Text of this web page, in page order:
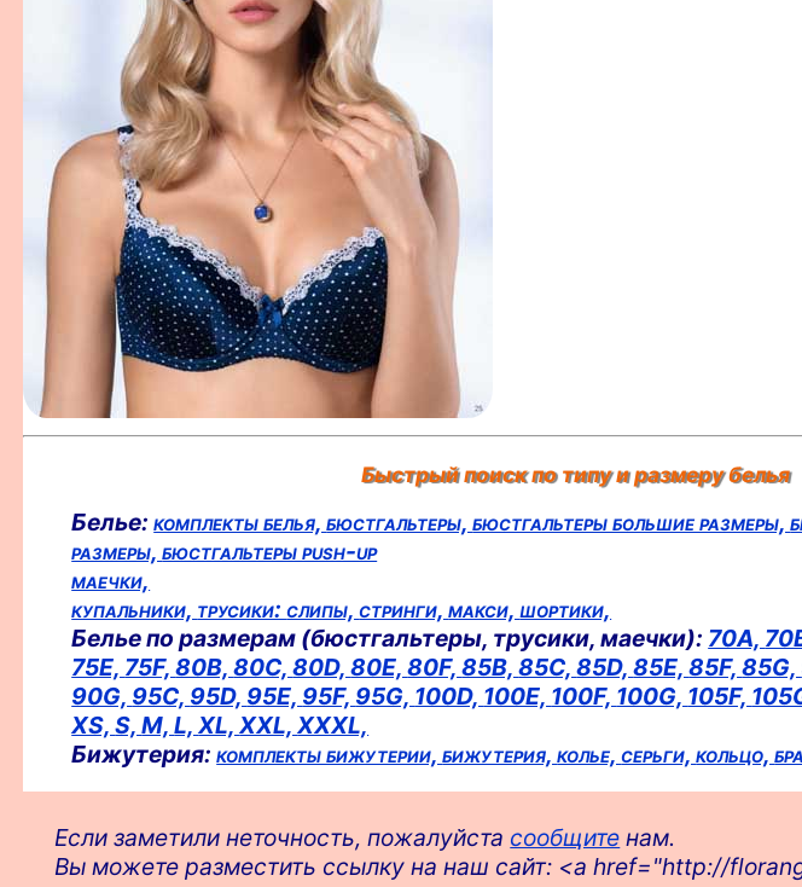
Быстрый поиск по типу и размеру белья
Белье:комплекты белья,бюстгальтеры,бюстгальтеры большие размеры,
размеры,бюстгальтеры push-up
маечки,
купальники, трусики:слипы,стринги,макси,шортики,
Белье по размерам (бюстгальтеры, трусики, маечки): 70A,
75E, 75F,80B,80C,80D,80E,80F,85B,85C,85D,85E,85F,85G,
90G, 95C, 95D, 95E, 95F, 95G, 100D, 100E, 100F, 100G, 105F,
XS,S,M,L,XL,XXL,XXXL,
Бижутерия:комплекты бижутерии,бижутерия,колье,серьги,кольцо,
Если заметили неточность, пожалуйста сообщите нам.
Вы можете разместить ссылку на наш сайт: <a href="http://